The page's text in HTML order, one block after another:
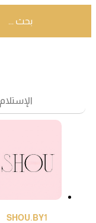
الإستلام
SHOU.BY1